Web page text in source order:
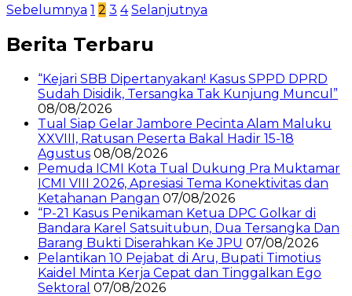
Posts
pagination
Sebelumnya 1 2 3 4 Selanjutnya
Berita Terbaru
“Kejari SBB Dipertanyakan! Kasus SPPD DPRD
Sudah Disidik, Tersangka Tak Kunjung Muncul”
08/08/2026
Tual Siap Gelar Jambore Pecinta Alam Maluku
XXVIII, Ratusan Peserta Bakal Hadir 15-18
Agustus 08/08/2026
Pemuda ICMI Kota Tual Dukung Pra Muktamar
ICMI VIII 2026, Apresiasi Tema Konektivitas dan
Ketahanan Pangan 07/08/2026
“P-21 Kasus Penikaman Ketua DPC Golkar di
Bandara Karel Satsuitubun, Dua Tersangka Dan
Barang Bukti Diserahkan Ke JPU 07/08/2026
Pelantikan 10 Pejabat di Aru, Bupati Timotius
Kaidel Minta Kerja Cepat dan Tinggalkan Ego
Sektoral 07/08/2026